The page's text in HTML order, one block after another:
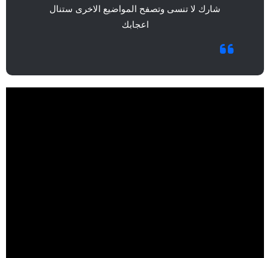
شارك لا تنسى وتصفح المواضيع الاخرى ستنال
اعجابك